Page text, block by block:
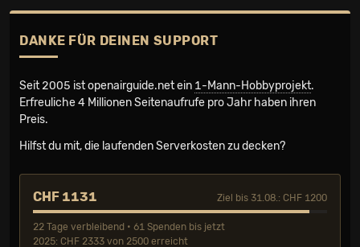
DANKE FÜR DEINEN SUPPORT
Seit 2005 ist openairguide.net ein 1-Mann-Hobbyprojekt.
Erfreuliche 4 Millionen Seiten­aufrufe pro Jahr haben ihren
Preis.
Hilfst du mit, die laufenden Serverkosten zu decken?
CHF 1131 Ziel bis 31.08.: CHF 1200
22 Tage verbleibend • 61 Spenden bis jetzt
2025: CHF 2333 von 2500 erreicht